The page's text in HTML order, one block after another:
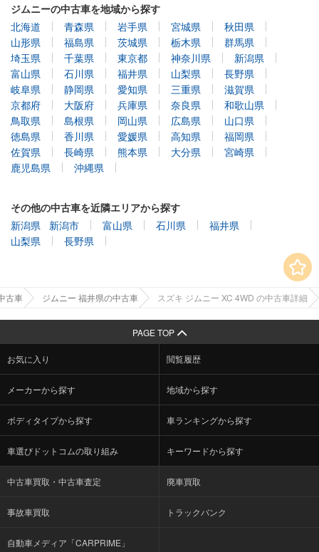
ジムニーの中古車を地域から探す
北海道
青森県 岩手県 宮城県
秋田県
山形県
福島県 茨城県 栃木県
群馬県
埼玉県
千葉県 東京都 神奈川県
新潟県
富山県
石川県 福井県 山梨県
長野県
岐阜県
静岡県 愛知県 三重県
滋賀県
京都府
大阪府 兵庫県 奈良県
和歌山県
鳥取県
島根県 岡山県 広島県
山口県
徳島県
香川県 愛媛県 高知県
福岡県
佐賀県
長崎県 熊本県 大分県
宮崎県
鹿児島県
沖縄県
その他の中古車を近隣エリアから探す
新潟県
新潟市 富山県 石川県
福井県
山梨県
長野県
古車 ジムニー 福井県の中古車 スズキ ジムニー XC 4WD の中古車詳細
PAGE TOP
お気に入り 閲覧履歴
メーカーから探す 地域から探す
ボディタイプから探す 車ランキングから探す
車選びドットコムの取り組み キーワードから探す
中古車買取・中古車査定 廃車買取
事故車買取 トラックバンク
自動車メディア「CARPRIME」